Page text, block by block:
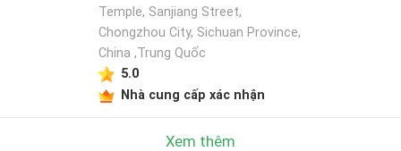
Temple, Sanjiang Street,
Chongzhou City, Sichuan Province,
China ,Trung Quốc
5.0
Nhà cung cấp xác nhận
Xem thêm